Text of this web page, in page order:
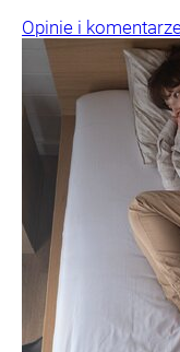
Opinie i